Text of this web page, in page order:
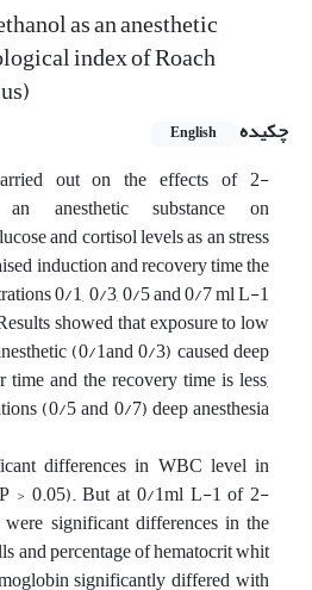
as an anesthetic
index of Roach
چکیده English
out on the effects of 2-
an anesthetic substance on
and cortisol levels as an stress
induction and recovery time the
0/1, 0/3, 0/5 and 0/7 ml L-1
showed that exposure to low
(0/1and 0/3) caused deep
time and the recovery time is less,
(0/5 and 0/7) deep anesthesia
differences in WBC level in
> 0.05). But at 0/1ml L-1 of 2-
significant differences in the
and percentage of hematocrit whit
significantly differed with